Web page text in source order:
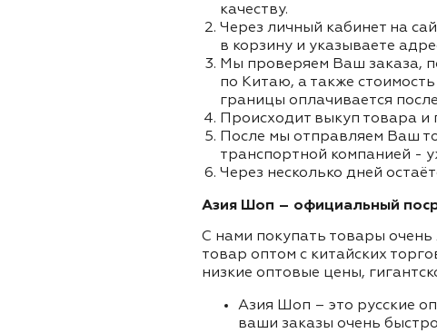
качеству.
Через личный кабинет на
в корзину и указываете
Мы проверяем Ваш заказа,
по Китаю, а также стоимость
границы оплачивается
Происходит выкуп товара
После мы отправляем Ваш
транспортной компанией -
Через несколько дней
Азия Шоп – официальный
С нами покупать товары
товар оптом с китайских
низкие оптовые цены,
Азия Шоп – это русские
ваши заказы очень